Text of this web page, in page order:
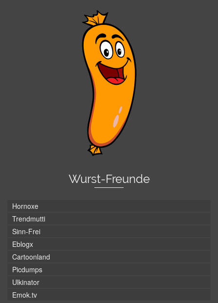
Wurst-Freunde
Hornoxe
Trendmutti
Sinn-Frei
Eblogx
Cartoonland
Picdumps
Ulkinator
Emok.tv